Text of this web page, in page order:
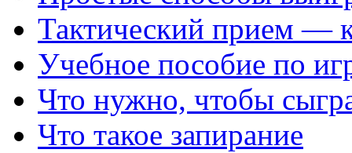
Тактический прием —
Учебное пособие по
Что нужно, чтобы
Что такое запирание